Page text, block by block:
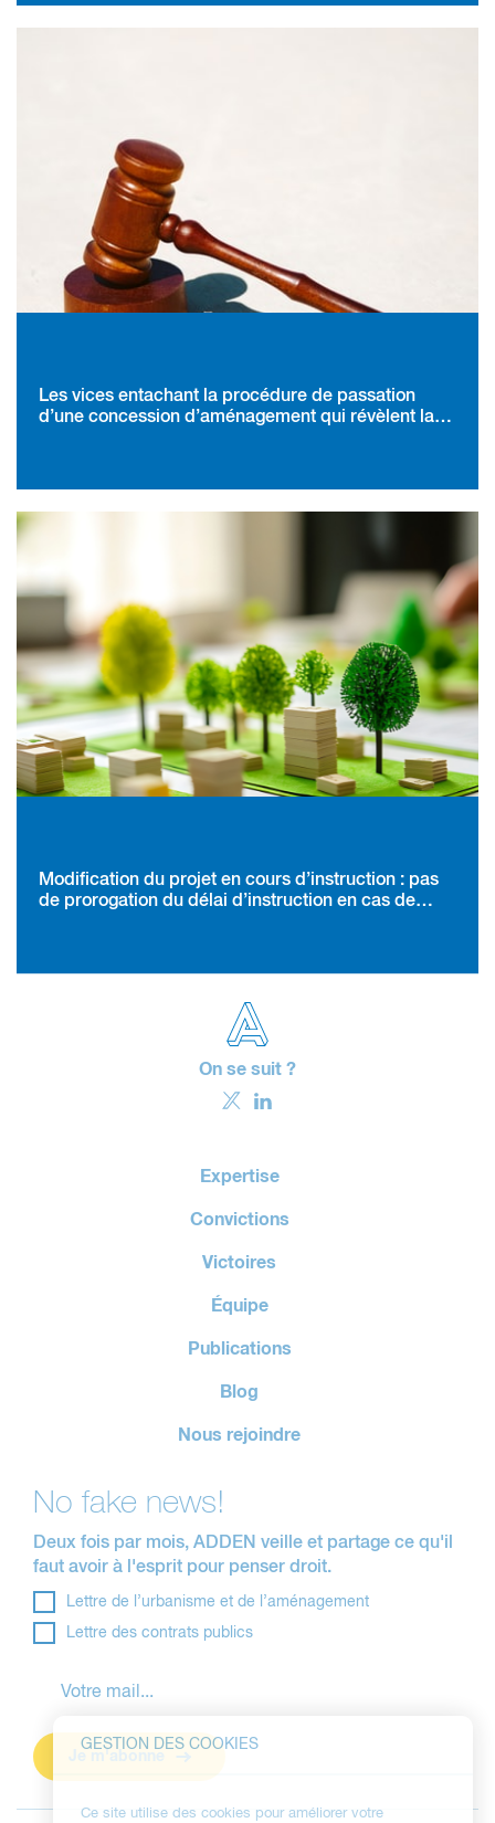
Les vices entachant la procédure de passation
d’une concession d’aménagement qui révèlent la
Modification du projet en cours d’instruction : pas
de prorogation du délai d’instruction en cas de
On se suit ?
Expertise
Convictions
Victoires
Équipe
Publications
Blog
Nous rejoindre
No fake news!
Deux fois par mois, ADDEN veille et partage ce qu'il
faut avoir à l'esprit pour penser droit.
Lettre de l’urbanisme et de l’aménagement
Lettre des contrats publics
Je m'abonne
GESTION DES COOKIES
Ce site utilise des cookies pour améliorer votre